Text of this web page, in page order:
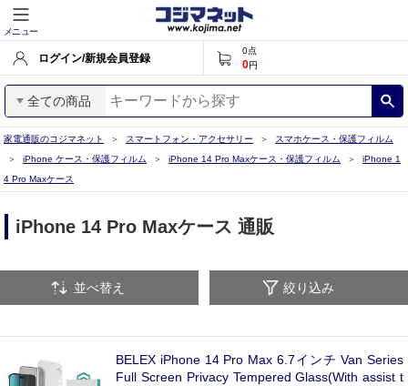
メニュー
ログイン/新規会員登録
0点
0円
全ての商品
家電通販のコジマネット スマートフォン・アクセサリー
スマホケース・保護フィルム
iPhone ケース・保護フィルム
iPhone 14 Pro Maxケース・保護フィルム
iPhone 1
4 Pro Maxケース
iPhone 14 Pro Maxケース 通販
並べ替え 絞り込み
BELEX iPhone 14 Pro Max 6.7インチ Van Series
Full Screen Privacy Tempered Glass(With assist t